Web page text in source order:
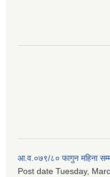
आ.व.०७९/८० फागुन महिना
Post date Tuesday,